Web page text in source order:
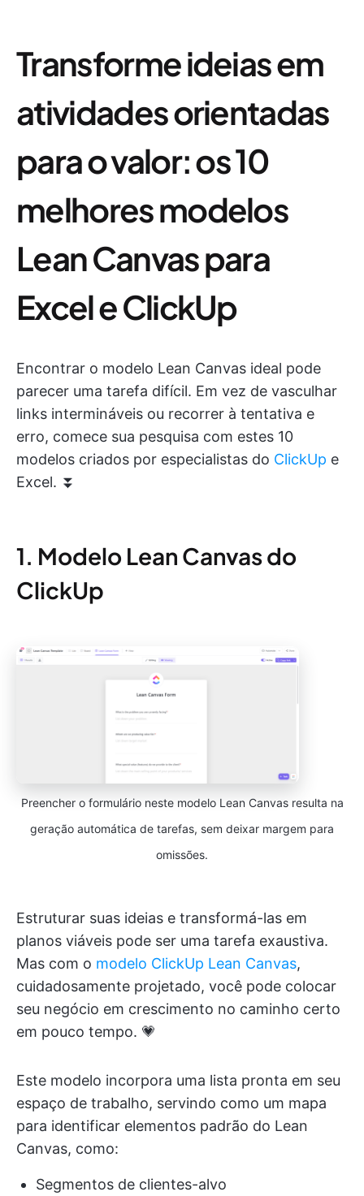
Transforme ideias em
atividades orientadas
para o valor: os 10
melhores modelos
Lean Canvas para
Excel e ClickUp
Encontrar o modelo Lean Canvas ideal pode
parecer uma tarefa difícil. Em vez de vasculhar
links intermináveis ou recorrer à tentativa e
erro, comece sua pesquisa com estes 10
modelos criados por especialistas do ClickUp e
Excel. ⏬
1. Modelo Lean Canvas do
ClickUp
Preencher o formulário neste modelo Lean Canvas resulta na
geração automática de tarefas, sem deixar margem para
omissões.
Estruturar suas ideias e transformá-las em
planos viáveis pode ser uma tarefa exaustiva.
Mas com o modelo ClickUp Lean Canvas,
cuidadosamente projetado, você pode colocar
seu negócio em crescimento no caminho certo
em pouco tempo. 💗
Este modelo incorpora uma lista pronta em seu
espaço de trabalho, servindo como um mapa
para identificar elementos padrão do Lean
Canvas, como:
Segmentos de clientes-alvo